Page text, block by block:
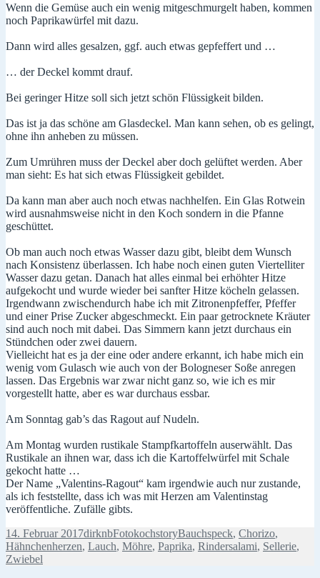
Wenn die Gemüse auch ein wenig mitgeschmurgelt haben, kommen
noch Paprikawürfel mit dazu.
Dann wird alles gesalzen, ggf. auch etwas gepfeffert und …
… der Deckel kommt drauf.
Bei geringer Hitze soll sich jetzt schön Flüssigkeit bilden.
Das ist ja das schöne am Glasdeckel. Man kann sehen, ob es gelingt,
ohne ihn anheben zu müssen.
Zum Umrühren muss der Deckel aber doch gelüftet werden. Aber
man sieht: Es hat sich etwas Flüssigkeit gebildet.
Da kann man aber auch noch etwas nachhelfen. Ein Glas Rotwein
wird ausnahmsweise nicht in den Koch sondern in die Pfanne
geschüttet.
Ob man auch noch etwas Wasser dazu gibt, bleibt dem Wunsch
nach Konsistenz überlassen. Ich habe noch einen guten Viertelliter
Wasser dazu getan. Danach hat alles einmal bei erhöhter Hitze
aufgekocht und wurde wieder bei sanfter Hitze köcheln gelassen.
Irgendwann zwischendurch habe ich mit Zitronenpfeffer, Pfeffer
und einer Prise Zucker abgeschmeckt. Ein paar getrocknete Kräuter
sind auch noch mit dabei. Das Simmern kann jetzt durchaus ein
Stündchen oder zwei dauern.
Vielleicht hat es ja der eine oder andere erkannt, ich habe mich ein
wenig vom Gulasch wie auch von der Bologneser Soße anregen
lassen. Das Ergebnis war zwar nicht ganz so, wie ich es mir
vorgestellt hatte, aber es war durchaus essbar.
Am Sonntag gab’s das Ragout auf Nudeln.
Am Montag wurden rustikale Stampfkartoffeln auserwählt. Das
Rustikale an ihnen war, dass ich die Kartoffelwürfel mit Schale
gekocht hatte …
Der Name „Valentins-Ragout“ kam irgendwie auch nur zustande,
als ich feststellte, dass ich was mit Herzen am Valentinstag
veröffentliche. Zufälle gibts.
Veröffentlicht
am
14. Februar 2017Autor
dirknbKategorien
FotokochstorySchlagwörter
Bauchspeck, Chorizo,
Hähnchenherzen, Lauch, Möhre, Paprika, Rindersalami, Sellerie,
Zwiebel